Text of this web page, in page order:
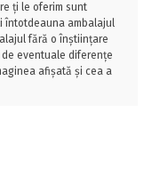
ți le oferim sunt
întotdeauna ambalajul
fără o înștiințare
eventuale diferențe
afișată și cea a